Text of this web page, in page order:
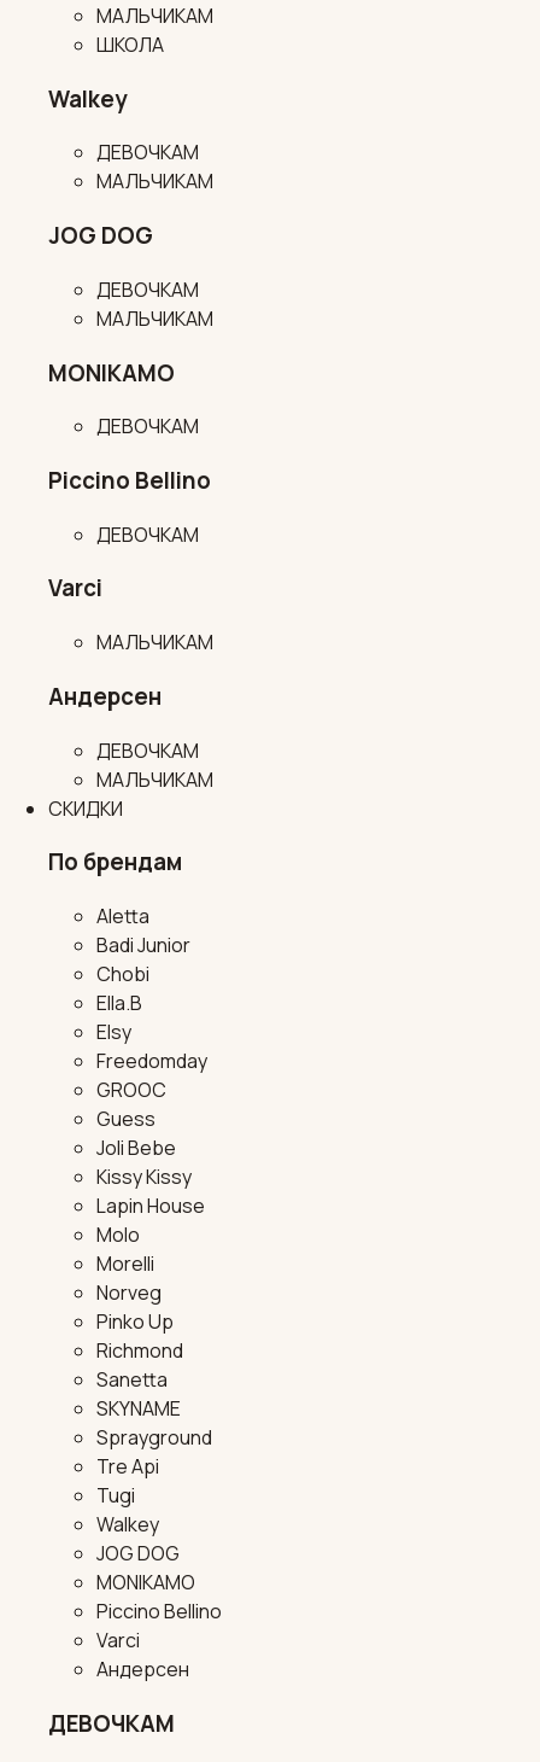
МАЛЬЧИКАМ
ШКОЛА
Walkey
ДЕВОЧКАМ
МАЛЬЧИКАМ
JOG DOG
ДЕВОЧКАМ
МАЛЬЧИКАМ
MONIKAMO
ДЕВОЧКАМ
Piccino Bellino
ДЕВОЧКАМ
Varci
МАЛЬЧИКАМ
Андерсен
ДЕВОЧКАМ
МАЛЬЧИКАМ
СКИДКИ
По брендам
Aletta
Badi Junior
Chobi
Ella.B
Elsy
Freedomday
GROOC
Guess
Joli Bebe
Kissy Kissy
Lapin House
Molo
Morelli
Norveg
Pinko Up
Richmond
Sanetta
SKYNAME
Sprayground
Tre Api
Tugi
Walkey
JOG DOG
MONIKAMO
Piccino Bellino
Varci
Андерсен
ДЕВОЧКАМ